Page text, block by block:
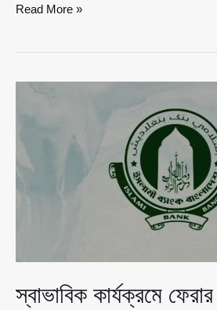
ভিসা
বিদেশে
নতুন
Read More »
স্বাভাবিক কার্যক্রমে